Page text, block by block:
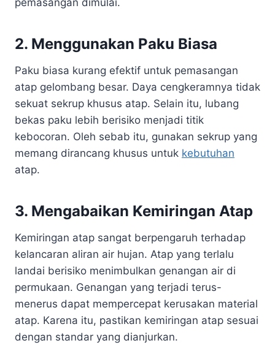
2. Menggunakan Paku Biasa
Paku biasa kurang efektif untuk pemasangan
atap gelombang besar. Daya cengkeramnya tidak
sekuat sekrup khusus atap. Selain itu, lubang
bekas paku lebih berisiko menjadi titik
kebocoran. Oleh sebab itu, gunakan sekrup yang
memang dirancang khusus untuk kebutuhan
atap.
3. Mengabaikan Kemiringan Atap
Kemiringan atap sangat berpengaruh terhadap
kelancaran aliran air hujan. Atap yang terlalu
landai berisiko menimbulkan genangan air di
permukaan. Genangan yang terjadi terus-
menerus dapat mempercepat kerusakan material
atap. Karena itu, pastikan kemiringan atap sesuai
dengan standar yang dianjurkan.